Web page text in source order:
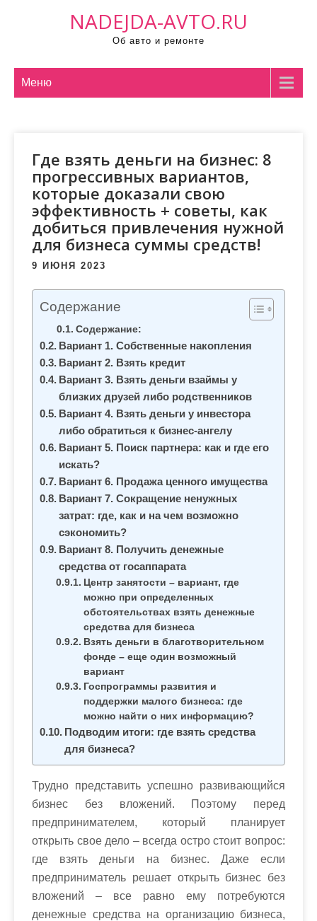
NADEJDA-AVTO.RU
Об авто и ремонте
Меню
Где взять деньги на бизнес: 8
прогрессивных вариантов,
которые доказали свою
эффективность + советы, как
добиться привлечения нужной
для бизнеса суммы средств!
9 ИЮНЯ 2023
Содержание
Содержание:
Вариант 1. Собственные накопления
Вариант 2. Взять кредит
Вариант 3. Взять деньги взаймы у
близких друзей либо родственников
Вариант 4. Взять деньги у инвестора
либо обратиться к бизнес-ангелу
Вариант 5. Поиск партнера: как и где его
искать?
Вариант 6. Продажа ценного имущества
Вариант 7. Сокращение ненужных
затрат: где, как и на чем возможно
сэкономить?
Вариант 8. Получить денежные
средства от госаппарата
Центр занятости – вариант, где
можно при определенных
обстоятельствах взять денежные
средства для бизнеса
Взять деньги в благотворительном
фонде – еще один возможный
вариант
Госпрограммы развития и
поддержки малого бизнеса: где
можно найти о них информацию?
Подводим итоги: где взять средства
для бизнеса?
Трудно представить успешно развивающийся
бизнес без вложений. Поэтому перед
предпринимателем, который планирует
открыть свое дело – всегда остро стоит вопрос:
где взять деньги на бизнес. Даже если
предприниматель решает открыть бизнес без
вложений – все равно ему потребуются
денежные средства на организацию бизнеса,